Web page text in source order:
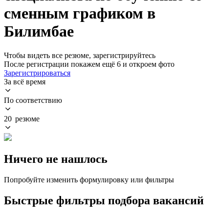
сменным графиком в
Билимбае
Чтобы видеть все резюме, зарегистрируйтесь
После регистрации покажем ещё 6 и откроем фото
Зарегистрироваться
За всё время
По соответствию
20 резюме
Ничего не нашлось
Попробуйте изменить формулировку или фильтры
Быстрые фильтры подбора вакансий